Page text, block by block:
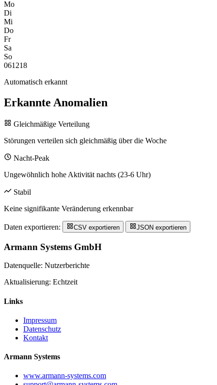
Mo
Di
Mi
Do
Fr
Sa
So
061218
Automatisch erkannt
Erkannte Anomalien
Gleichmäßige Verteilung
Störungen verteilen sich gleichmäßig über die Woche
Nacht-Peak
Ungewöhnlich hohe Aktivität nachts (23-6 Uhr)
Stabil
Keine signifikante Veränderung erkennbar
Daten exportieren: CSV exportieren JSON exportieren
Armann Systems GmbH
Datenquelle: Nutzerberichte
Aktualisierung: Echtzeit
Links
Impressum
Datenschutz
Kontakt
Armann Systems
www.armann-systems.com